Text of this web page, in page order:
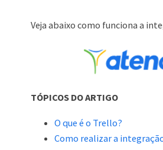
Veja abaixo como funciona a
TÓPICOS DO ARTIGO
O que é o Trello?
Como realizar a